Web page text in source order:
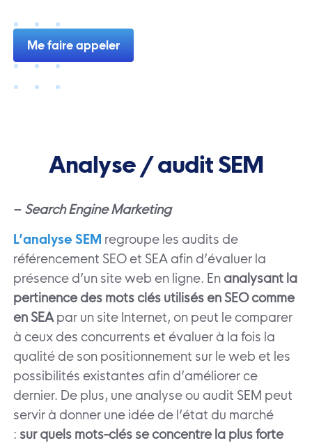
Me faire appeler
Analyse / audit SEM
– Search Engine Marketing
L’analyse SEM regroupe les audits de
référencement SEO et SEA afin d’évaluer la
présence d’un site web en ligne. En analysant la
pertinence des mots clés utilisés en SEO comme
en SEApar un site Internet, on peut le comparer
à ceux des concurrents et évaluer à la fois la
qualité de son positionnement sur le web et les
possibilités existantes afin d’améliorer ce
dernier. De plus, une analyse ou audit SEM peut
servir à donner une idée de l’état du marché
:sur quels mots-clés se concentre la plus forte